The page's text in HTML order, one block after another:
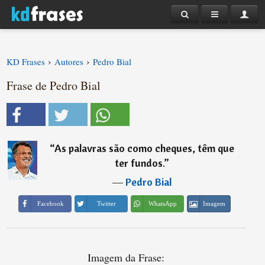
KD Frases › Autores › Pedro Bial
Frase de Pedro Bial
“As palavras são como cheques, têm que
ter fundos.”
―Pedro Bial
Facebook Twitter WhatsApp Imagem
Imagem da Frase: